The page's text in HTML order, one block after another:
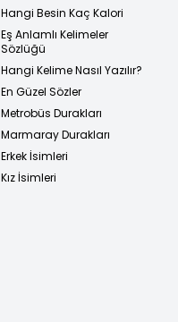
Hangi Besin Kaç Kalori
Eş Anlamlı Kelimeler
Sözlüğü
Hangi Kelime Nasıl Yazılır?
En Güzel Sözler
Metrobüs Durakları
Marmaray Durakları
Erkek İsimleri
Kız İsimleri